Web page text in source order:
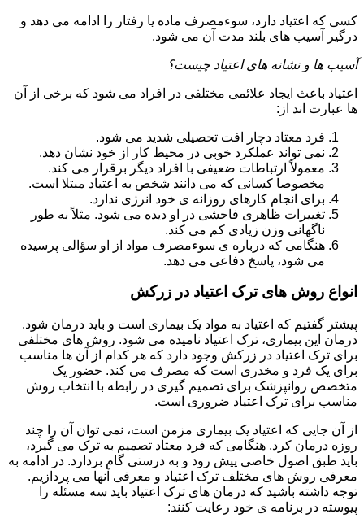
کسی که اعتیاد دارد، سوءمصرف ماده یا رفتار را ادامه می دهد و
درگیر آسیب های بلند مدت آن می شود.
آسیب ها و نشانه های اعتیاد چیست؟
اعتیاد باعث ایجاد علائمی مختلفی در افراد می شود که برخی از آن
ها عبارت اند از:
فرد معتاد دچار افت تحصیلی شدید می شود.
نمی تواند عملکرد خوبی در محیط کار از خود نشان دهد.
معمولاً ارتباطات ضعیفی با افراد دیگر برقرار می کند.
مخصوصا کسانی که می دانند شخص به اعتیاد مبتلا است.
برای انجام کارهای روزانه ی خود انرژی ندارد.
تغییرات ظاهری فاحشی در او دیده می شود. مثلاً به طور
ناگهانی وزن زیادی کم می کند.
هنگامی که درباره ی سوءمصرف مواد از او سؤالی پرسیده
می شود، پاسخ دفاعی می دهد.
انواع روش های ترک اعتیاد در زرکش
پیشتر گفتیم که اعتیاد به مواد یک بیماری است و باید درمان شود.
درمان این بیماری، ترک اعتیاد نامیده می شود. روش های مختلفی
برای ترک اعتیاد در زرکش وجود دارد که هر کدام از آن ها مناسب
برای یک فرد و مخدری است که مصرف می کند. حضور یک
متخصص روانپزشک برای تصمیم گیری در رابطه با انتخاب روش
مناسب برای ترک اعتیاد ضروری است.
از آن جایی که اعتیاد یک بیماری مزمن است، نمی توان آن را چند
روزه درمان کرد. هنگامی که فرد معتاد تصمیم به ترک می گیرد،
باید طبق اصول خاصی پیش رود و به درستی گام بردارد. در ادامه به
معرفی روش های مختلف ترک اعتیاد و معرفی آنها می پردازیم.
توجه داشته باشید که درمان های ترک اعتیاد باید سه مسئله را
پیوسته در برنامه ی خود رعایت کنند: